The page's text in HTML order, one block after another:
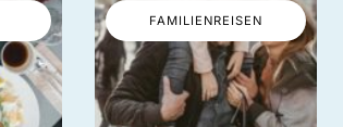
FAMILIENREISEN